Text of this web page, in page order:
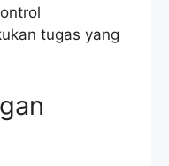
tugas yang